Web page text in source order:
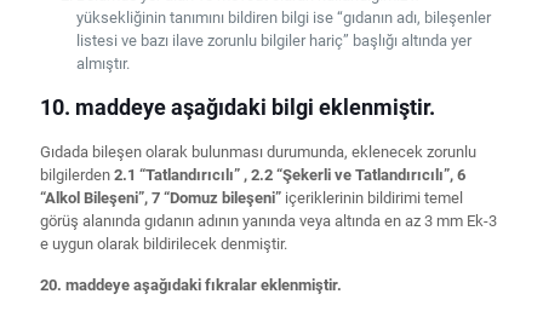
yüksekliğinin tanımını bildiren bilgi ise “gıdanın adı, bileşenler
listesi ve bazı ilave zorunlu bilgiler hariç” başlığı altında yer
almıştır.
10. maddeye aşağıdaki bilgi eklenmiştir.
Gıdada bileşen olarak bulunması durumunda, eklenecek zorunlu
bilgilerden 2.1 “Tatlandırıcılı” , 2.2 “Şekerli ve Tatlandırıcılı”, 6
“Alkol Bileşeni”, 7 “Domuz bileşeni” içeriklerinin bildirimi temel
görüş alanında gıdanın adının yanında veya altında en az 3 mm Ek-3
e uygun olarak bildirilecek denmiştir.
20. maddeye aşağıdaki fıkralar eklenmiştir.